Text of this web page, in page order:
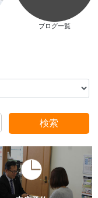
ブログ一覧
検索